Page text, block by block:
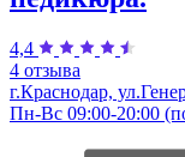
4,4
4 отзыва
г.Краснодар,
Пн-Вс 09:00-20:00